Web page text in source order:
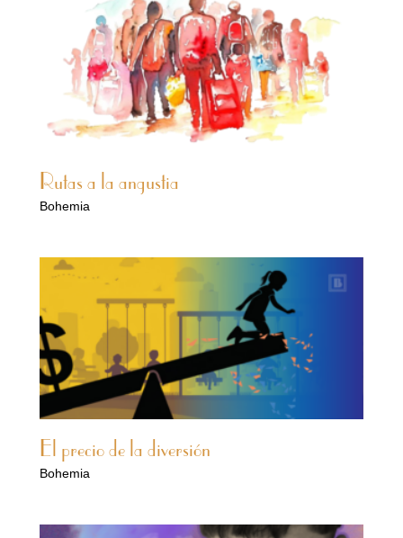
Rutas a la angustia
Bohemia
El precio de la diversión
Bohemia